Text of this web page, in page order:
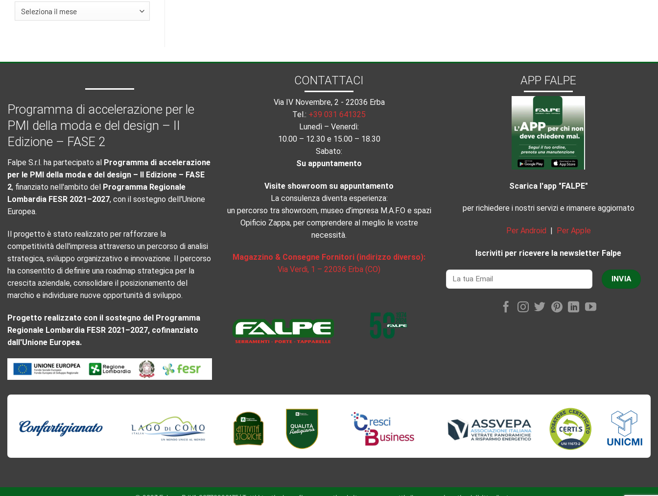
Programma di accelerazione per le
PMI della moda e del design – II
Edizione – FASE 2
Falpe S.r.l. ha partecipato al Programma di accelerazione
per le PMI della moda e del design – II Edizione – FASE
2, finanziato nell'ambito del Programma Regionale
Lombardia FESR 2021–2027, con il sostegno dell'Unione
Europea.
Il progetto è stato realizzato per rafforzare la
competitività dell'impresa attraverso un percorso di analisi
strategica, sviluppo organizzativo e innovazione. Il percorso
ha consentito di definire una roadmap strategica per la
crescita aziendale, consolidare il posizionamento del
marchio e individuare nuove opportunità di sviluppo.
Progetto realizzato con il sostegno del Programma
Regionale Lombardia FESR 2021–2027, cofinanziato
dall'Unione Europea.
CONTATTACI
Via IV Novembre, 2 - 22036 Erba
Tel.: +39 031 641325
Lunedì – Venerdì:
10.00 – 12.30 e 15.00 – 18.30
Sabato:
Su appuntamento
Visite showroom su appuntamento
La consulenza diventa esperienza:
un percorso tra showroom, museo d’impresa M.A.F.O e spazi
Opificio Zappa, per comprendere al meglio le vostre
necessità.
Magazzino & Consegne Fornitori (indirizzo diverso):
Via Verdi, 1 – 22036 Erba (CO)
APP FALPE
Scarica l'app "FALPE"
per richiedere i nostri servizi e rimanere aggiornato
Per Android Per Apple
Iscriviti per ricevere la newsletter Falpe